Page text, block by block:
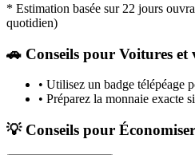
* Estimation basée sur 22 jours
quotidien)
🚗 Conseils pour Voitures et
• Utilisez un badge télépéage
• Préparez la monnaie exacte
💡 Conseils pour